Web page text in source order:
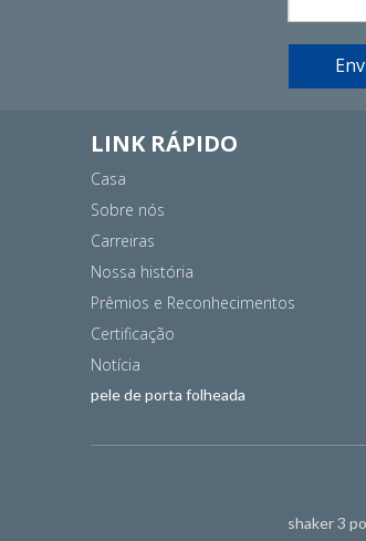
LINK RÁPIDO
Casa
Sobre nós
Carreiras
Nossa história
Prêmios e Reconhecimentos
Certificação
Notícia
pele de porta folheada
shaker 3